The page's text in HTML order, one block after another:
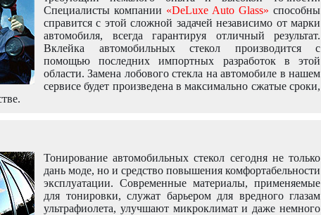
Специалисты компании «DeLuxe Auto Glass» способны
справится с этой сложной задачей независимо от марки
автомобиля, всегда гарантируя отличный результат.
Вклейка автомобильных стекол производится с
помощью последних импортных разработок в этой
области. Замена лобового стекла на автомобиле в нашем
сервисе будет произведена в максимально сжатые сроки,
Тонирование автомобильных стекол сегодня не только
дань моде, но и средство повышения комфортабельности
эксплуатации. Современные материалы, применяемые
для тонировки, служат барьером для вредного глазам
ультрафиолета, улучшают микроклимат и даже немного